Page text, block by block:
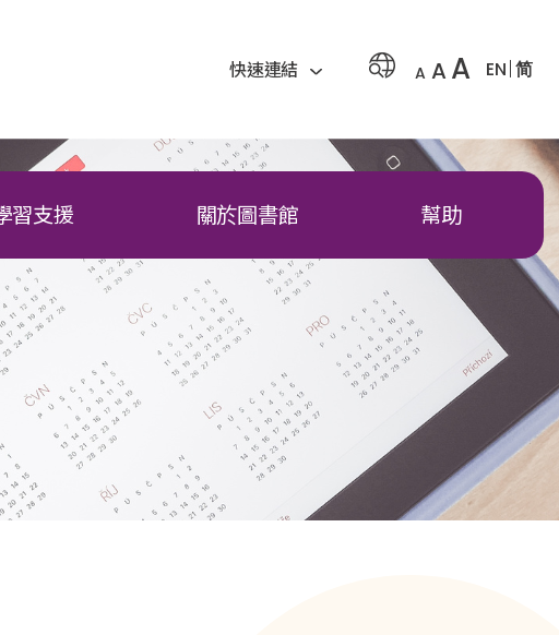
快速連結 A A A EN 简
習支援 關於圖書館 幫助